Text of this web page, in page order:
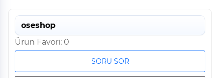
oseshop
Ürün Favori: 0
SORU SOR